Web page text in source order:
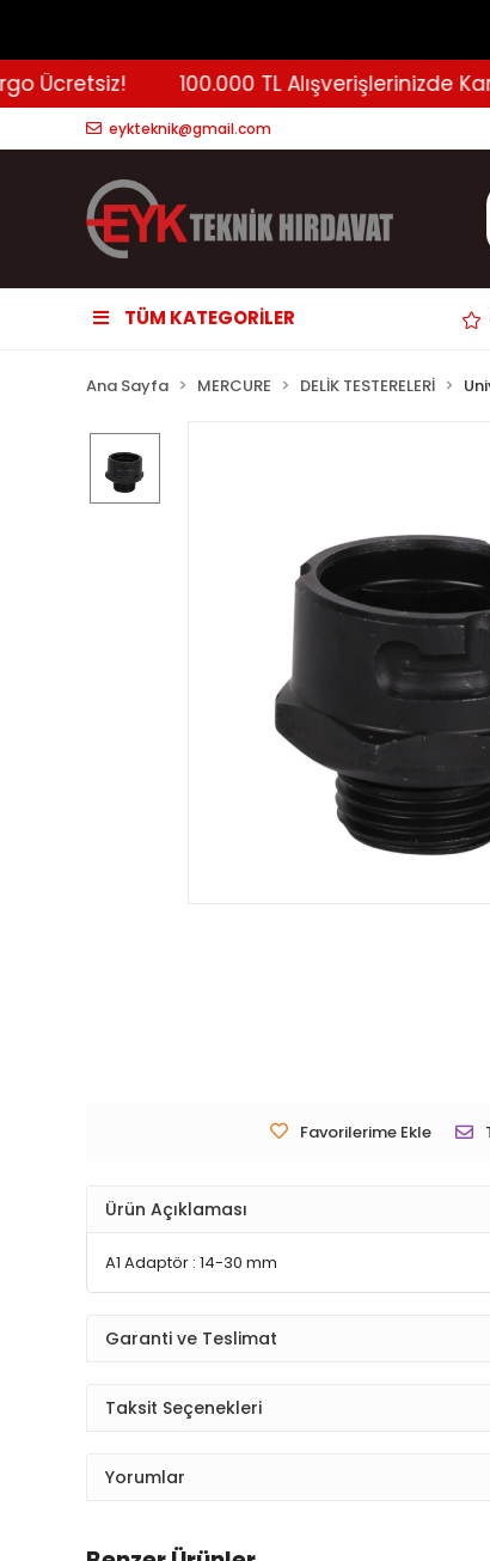
Ücretsiz! 100.000 TL Alışverişlerinizde
eykteknik@gmail.com
TÜM KATEGORİLER
Ana Sayfa MERCURE DELİK TESTERELERİ
Favorilerime Ekle
Ürün Açıklaması
A1 Adaptör : 14-30 mm
Garanti ve Teslimat
Taksit Seçenekleri
Yorumlar